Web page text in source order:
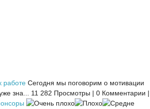
работе Сегодня мы поговорим о мотивации
зна...
11 282 Просмотры | 0 Комментарии |